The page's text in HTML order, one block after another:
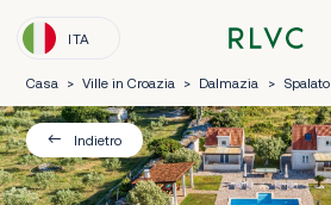
ITA
Casa > Ville in Croazia > Dalmazia > Spalato
Indietro